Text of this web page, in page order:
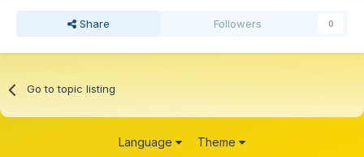
Share Followers 0
Go to topic listing
Language Theme